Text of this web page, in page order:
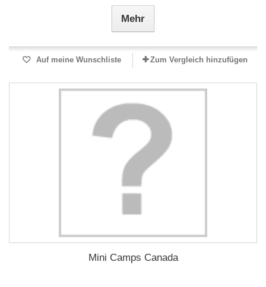
Mehr
Auf meine Wunschliste Zum Vergleich hinzufügen
Mini Camps Canada